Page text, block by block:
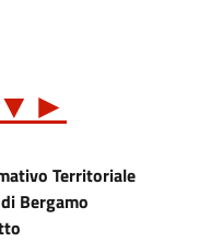
▼ ►
Territoriale
Bergamo